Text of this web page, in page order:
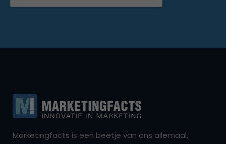
Marketingfacts is een beetje van ons allemaal,